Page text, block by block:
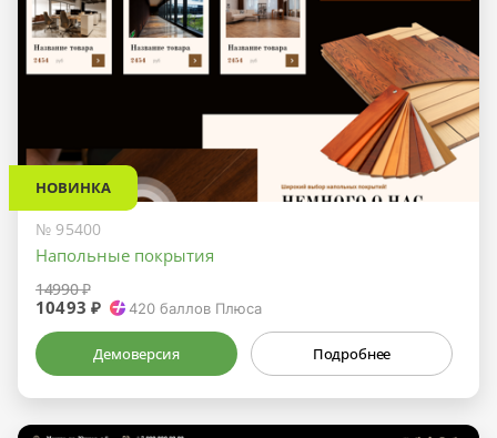
НОВИНКА
№ 95400
Напольные покрытия
14990 ₽
10493 ₽ 420 баллов Плюса
Демоверсия Подробнее